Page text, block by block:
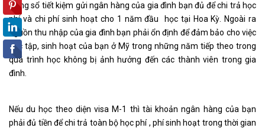
trong sổ tiết kiệm gửi ngân hàng của gia đình bạn đủ để chi trả học
phí và chi phí sinh hoạt cho 1 năm đầu học tại Hoa Kỳ. Ngoài ra
nguồn thu nhập của gia đình bạn phải ổn định để đảm bảo cho việc
học tập, sinh hoạt của bạn ở Mỹ trong những năm tiếp theo trong
quá trình học không bị ảnh hưởng đến các thành viên trong gia
đình.
Nếu du học theo diện visa M-1 thì tài khoản ngân hàng của bạn
phải đủ tiền để chi trả toàn bộ học phí , phí sinh hoạt trong thời gian